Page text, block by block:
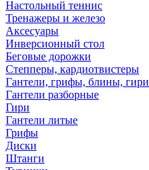
Настольный теннис
Тренажеры и железо
Аксесуары
Инверсионный стол
Беговые дорожки
Степперы, кардиотвистеры
Гантели, грифы, блины, гири
Гантели разборные
Гири
Гантели литые
Грифы
Диски
Штанги